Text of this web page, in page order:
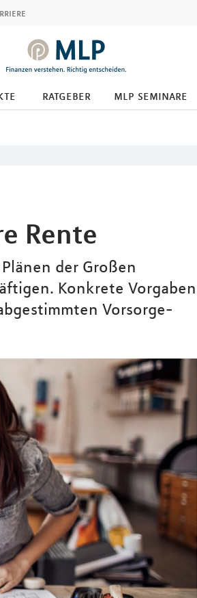
ratgeber mlp seminare
Rente
der Großen
Konkrete Vorgaben
Vorsorge-